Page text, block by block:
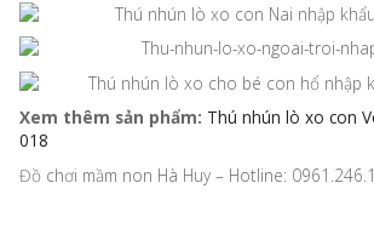
Xem thêm sản phẩm: Thú nhún lò xo con
018
Đồ chơi mầm non Hà Huy – Hotline: